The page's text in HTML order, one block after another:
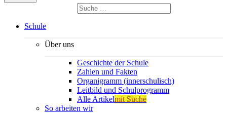
Suchen
nach:
Schule
Über uns
Geschichte der Schule
Zahlen und Fakten
Organigramm (innerschulisch)
Leitbild und Schulprogramm
Alle Artikelmit Suche
So arbeiten wir